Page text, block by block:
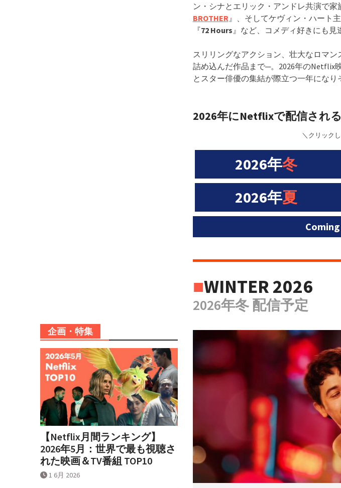
ン・シナとエリック・アンドレ共演で家
BROTHER』、そしてケヴィン・ハート
『72 Hours』など、コメディ好きにも見
スリリングなアクション、壮大なロマ
詰め込んだ作品まで─。2026年のNetflix
とスター俳優の集結が際立つ一年になり
2026年にNetflixで配信され
＼クリック
2026年冬
2026年夏
■WINTER 2026
2026年冬 配信予定
企画・特集
【Netflix月間ランキング】
2026年5月：世界で最も視聴さ
れた映画＆TV番組 TOP10
1 6月 2026